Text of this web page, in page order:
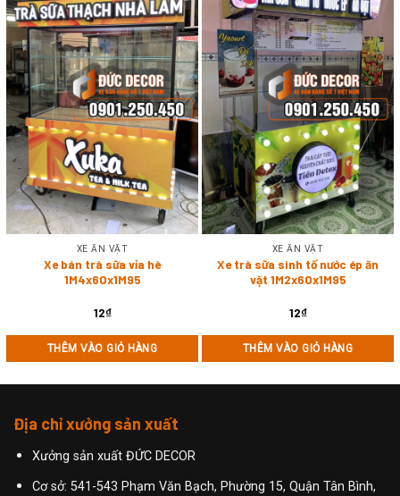
XE ĂN VẶT
Xe bán trà sữa vỉa hè
1M4x60x1M95
12₫
THÊM VÀO GIỎ HÀNG
XE ĂN VẶT
Xe trà sữa sinh tố nước ép ăn
vặt 1M2x60x1M95
12₫
THÊM VÀO GIỎ HÀNG
Địa chỉ xưởng sản xuất
Xưởng sản xuất ĐỨC DECOR
Cơ sở: 541-543 Phạm Văn Bạch, Phường 15, Quận Tân Bình,